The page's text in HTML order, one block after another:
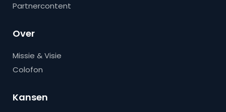
Partnercontent
Over
Missie & Visie
Colofon
Kansen